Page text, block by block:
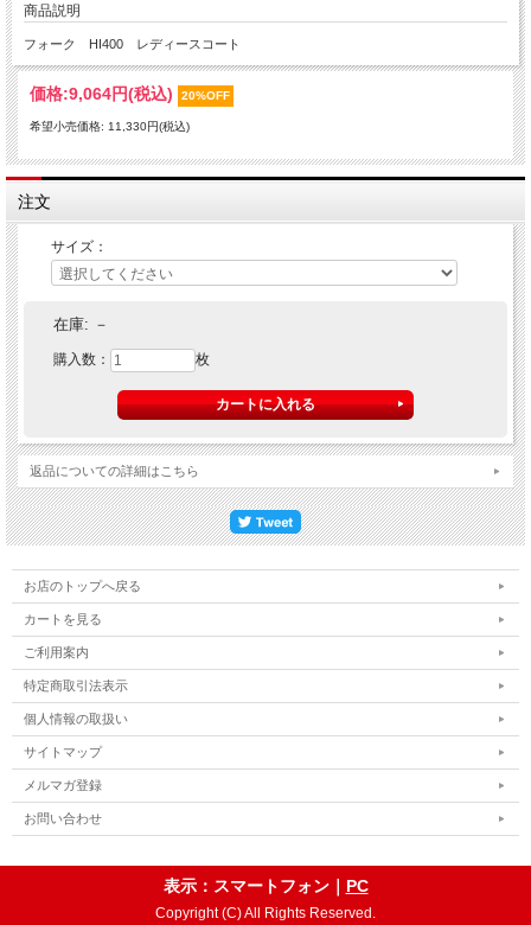
商品説明
フォーク HI400 レディースコート
価格:9,064円(税込) 20%OFF
希望小売価格: 11,330円(税込)
注文
サイズ：
在庫: －
購入数： 枚
返品についての詳細はこちら
お店のトップへ戻る
カートを見る
ご利用案内
特定商取引法表示
個人情報の取扱い
サイトマップ
メルマガ登録
お問い合わせ
表示：スマートフォン｜ PC
Copyright (C) All Rights Reserved.